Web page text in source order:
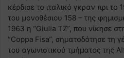
κέρδισε το ιταλικό γκραν πρι το
του μονοθέσιου 158 – της
1963 η “Giulia TZ”, που νίκησε
“Coppa Fisa”, σηματοδότησε τη
του αγωνιστικού τμήματος της